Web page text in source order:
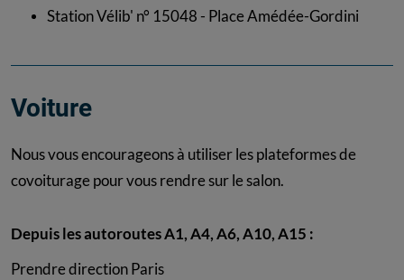
Station Vélib' n° 15048 - Place Amédée-Gordini
Voiture
Nous vous encourageons à utiliser les plateformes de
covoiturage pour vous rendre sur le salon.
Depuis les autoroutes A1, A4, A6, A10, A15 :
Prendre direction Paris